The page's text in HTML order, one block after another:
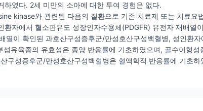
였다. 2세 미만의 소아에 대한 투여 경험은 없다.
kinase와 관련된 다음의 질환으로 기존 치료제 또는 치료요
환자에서 혈소판유도 성장인자수용체(PDGFR) 유전자 재배열
열이 확인된 과호산구성증후군/만성호산구성백혈병, 성인환
유육종의 유효성은 종양 반응률에 기초하였으며, 골수이형
구성증후군/만성호산구성백혈병은 혈액학적 반응률에 기초